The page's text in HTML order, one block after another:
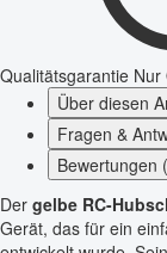
Qualitätsgarantie Nur
Über diesen
Fragen &
Bewertungen
Der gelbe RC-
Gerät, das für ein